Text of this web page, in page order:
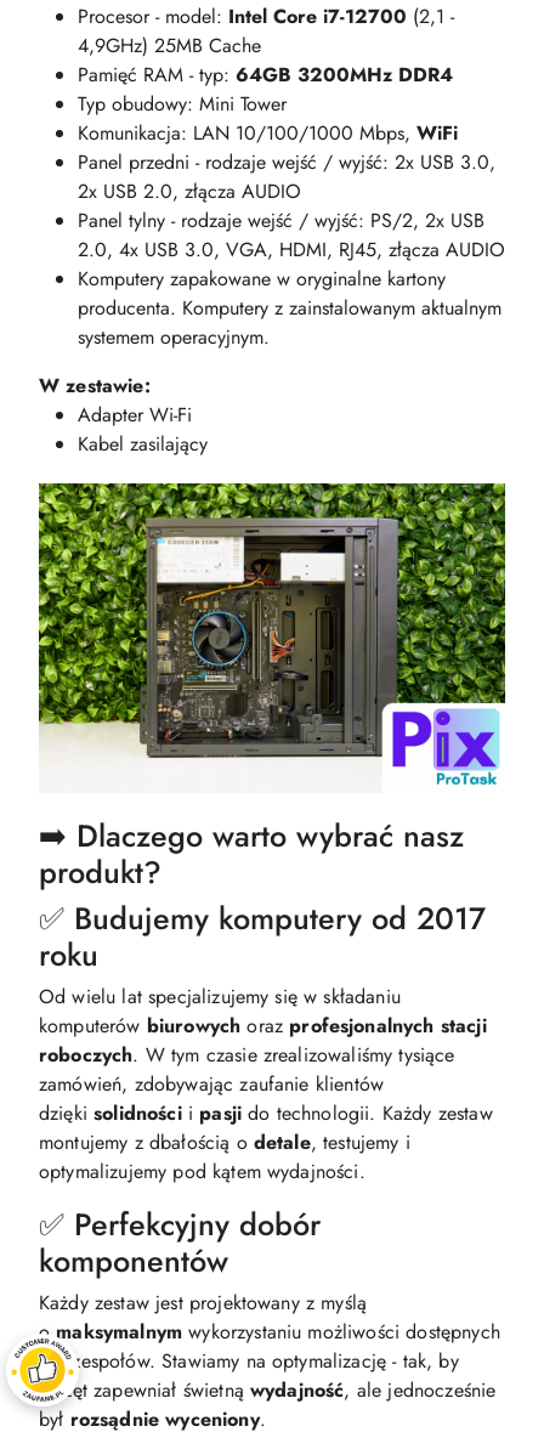
Procesor - model: Intel Core i7-12700 (2,1 -
4,9GHz) 25MB Cache
Pamięć RAM - typ: 64GB 3200MHz DDR4
Typ obudowy: Mini Tower
Komunikacja: LAN 10/100/1000 Mbps, WiFi
Panel przedni - rodzaje wejść / wyjść: 2x USB 3.0,
2x USB 2.0, złącza AUDIO
Panel tylny - rodzaje wejść / wyjść: PS/2, 2x USB
2.0, 4x USB 3.0, VGA, HDMI, RJ45, złącza AUDIO
Komputery zapakowane w oryginalne kartony
producenta. Komputery z zainstalowanym aktualnym
systemem operacyjnym.
W zestawie:
Adapter Wi-Fi
Kabel zasilający
➡️ Dlaczego warto wybrać nasz
produkt?
✅ Budujemy komputery od 2017
roku
Od wielu lat specjalizujemy się w składaniu
komputerów biurowych oraz profesjonalnych stacji
roboczych. W tym czasie zrealizowaliśmy tysiące
zamówień, zdobywając zaufanie klientów
dziękisolidnościi pasji do technologii. Każdy zestaw
montujemy z dbałością o detale, testujemy i
optymalizujemy pod kątem wydajności.​
✅ Perfekcyjny dobór
komponentów
Każdy zestaw jest projektowany z myślą
o maksymalnym wykorzystaniu możliwości dostępnych
podzespołów. Stawiamy na optymalizację - tak, by
sprzęt zapewniał świetnąwydajność, ale jednocześnie
był rozsądnie wyceniony.